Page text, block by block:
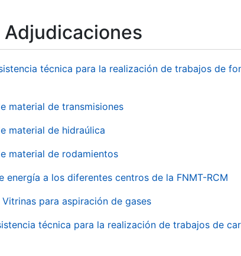
técnica para la realización de trabajos de
material de transmisiones
material de hidraúlica
material de rodamientos
energía a los diferentes centros de la FNMT-RCM
para aspiración de gases
técnica para la realización de trabajos de